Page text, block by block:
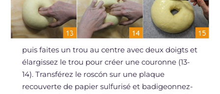
puis faites un trou au centre avec deux doigts et
élargissez le trou pour créer une couronne (13-
14). Transférez le roscón sur une plaque
recouverte de papier sulfurisé et badigeonnez-